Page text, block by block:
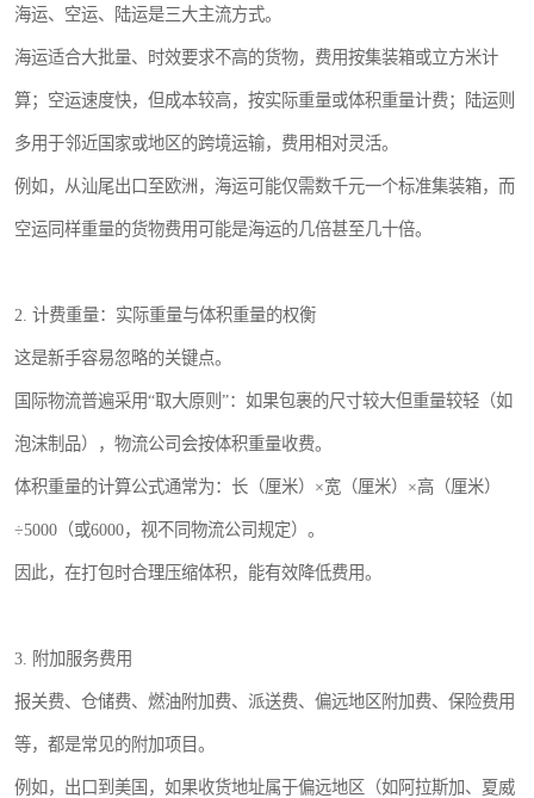
海运、空运、陆运是三大主流方式。
海运适合大批量、时效要求不高的货物，费用按集装箱或立方米计
算；空运速度快，但成本较高，按实际重量或体积重量计费；陆运则
多用于邻近国家或地区的跨境运输，费用相对灵活。
例如，从汕尾出口至欧洲，海运可能仅需数千元一个标准集装箱，而
空运同样重量的货物费用可能是海运的几倍甚至几十倍。
2. 计费重量：实际重量与体积重量的权衡
这是新手容易忽略的关键点。
国际物流普遍采用“取大原则”：如果包裹的尺寸较大但重量较轻（如
泡沫制品），物流公司会按体积重量收费。
体积重量的计算公式通常为：长（厘米）×宽（厘米）×高（厘米）
÷5000（或6000，视不同物流公司规定）。
因此，在打包时合理压缩体积，能有效降低费用。
3. 附加服务费用
报关费、仓储费、燃油附加费、派送费、偏远地区附加费、保险费用
等，都是常见的附加项目。
例如，出口到美国，如果收货地址属于偏远地区（如阿拉斯加、夏威